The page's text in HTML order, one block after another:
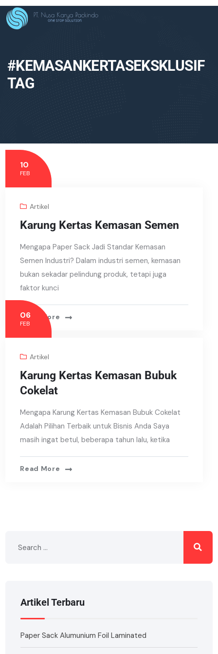
#KEMASANKERTASEKSKLUSIF
TAG
10
FEB
Artikel
Karung Kertas Kemasan Semen
Mengapa Paper Sack Jadi Standar Kemasan
Semen Industri? Dalam industri semen, kemasan
bukan sekadar pelindung produk, tetapi juga
faktor kunci
Read More
06
FEB
Artikel
Karung Kertas Kemasan Bubuk
Cokelat
Mengapa Karung Kertas Kemasan Bubuk Cokelat
Adalah Pilihan Terbaik untuk Bisnis Anda Saya
masih ingat betul, beberapa tahun lalu, ketika
Read More
Artikel Terbaru
Paper Sack Alumunium Foil Laminated